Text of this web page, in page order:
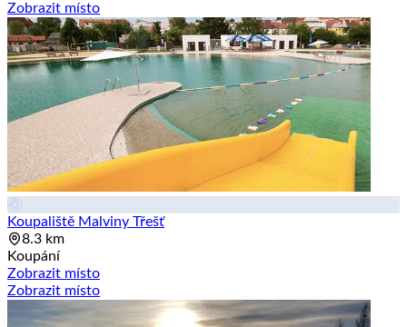
Zobrazit místo
Koupaliště Malviny Třešť
8.3 km
Koupání
Zobrazit místo
Zobrazit místo